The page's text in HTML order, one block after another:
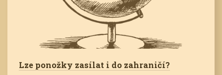
Lze ponožky zasílat i do zahraničí?